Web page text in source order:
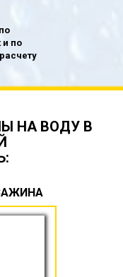
и по
НА ВОДУ В